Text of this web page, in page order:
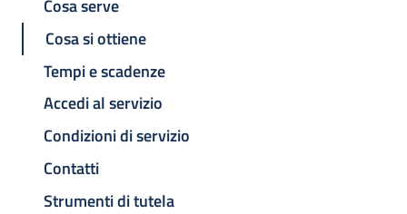
Cosa serve
Cosa si ottiene
Tempi e scadenze
Accedi al servizio
Condizioni di servizio
Contatti
Strumenti di tutela